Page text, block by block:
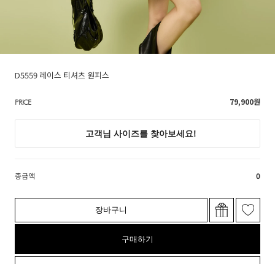
D5559 레이스 티셔츠 원피스
PRICE 79,900원
총금액 0
장바구니
구매하기